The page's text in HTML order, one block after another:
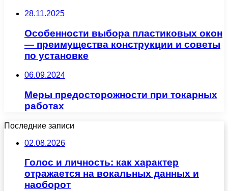
28.11.2025
Особенности выбора пластиковых окон
— преимущества конструкции и советы
по установке
06.09.2024
Меры предосторожности при токарных
работах
Последние записи
02.08.2026
Голос и личность: как характер
отражается на вокальных данных и
наоборот